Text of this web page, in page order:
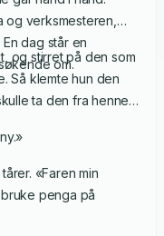
og verksmesteren,
dag står en
om.
og stirret på den som
Så klemte hun den
ta den fra henne
«Faren min
penga på